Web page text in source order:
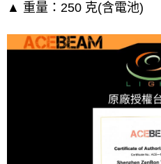
▲ 重量：250 克(含電池)